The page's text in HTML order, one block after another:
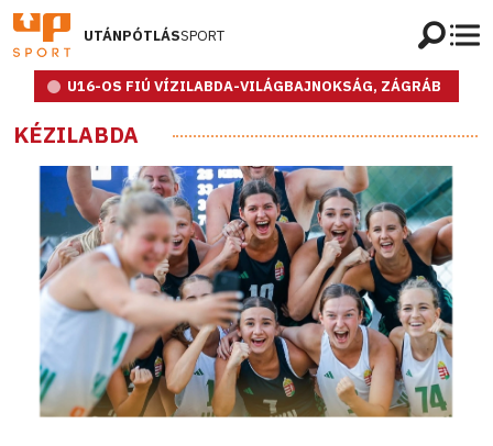
UTÁNPÓTLÁSSPORT
U16-OS FIÚ VÍZILABDA-VILÁGBAJNOKSÁG, ZÁGRÁB
KÉZILABDA